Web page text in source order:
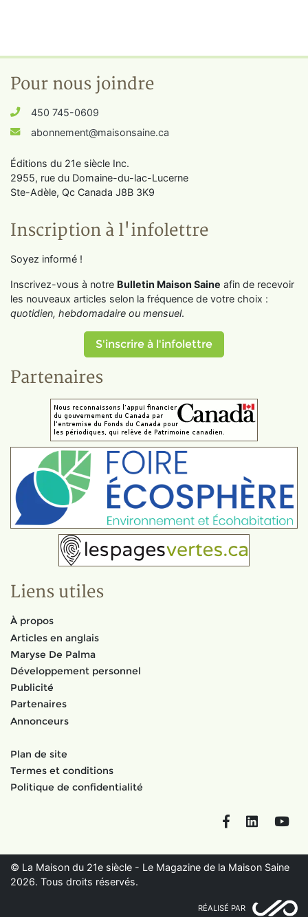
Pour nous joindre
450 745-0609
abonnement@maisonsaine.ca
Éditions du 21e siècle Inc.
2955, rue du Domaine-du-lac-Lucerne
Ste-Adèle, Qc Canada J8B 3K9
Inscription à l'infolettre
Soyez informé !
Inscrivez-vous à notre Bulletin Maison Saine afin de recevoir
les nouveaux articles selon la fréquence de votre choix :
quotidien, hebdomadaire ou mensuel.
S'inscrire à l'infolettre
Partenaires
Liens utiles
À propos
Articles en anglais
Maryse De Palma
Développement personnel
Publicité
Partenaires
Annonceurs
Plan de site
Termes et conditions
Politique de confidentialité
FacebookLinkedIn
© La Maison du 21e siècle - Le Magazine de la Maison Saine
2026. Tous droits réservés.
RÉALISÉ PAR